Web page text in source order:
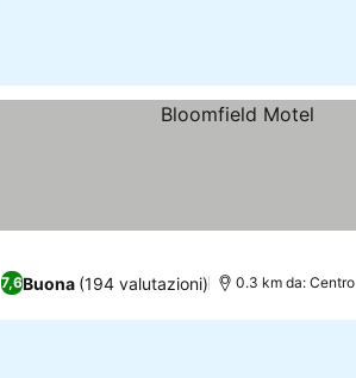
7,6Buona (194 valutazioni) 0.3 km da: Centro